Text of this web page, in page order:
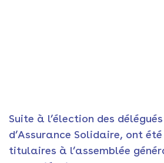
Suite à l’élection des
d’Assurance Solidaire, ont
titulaires à l’assemblée